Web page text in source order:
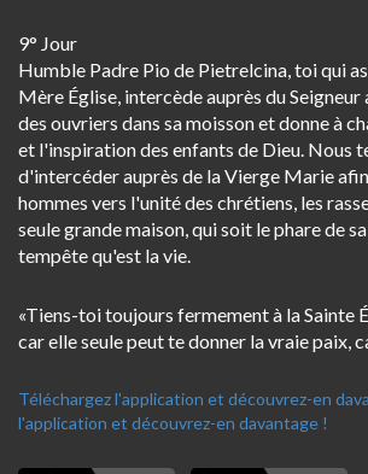
9° Jour
Humble Padre Pio de Pietrelcina, toi qui
Mère Église, intercède auprès du
des ouvriers dans sa moisson et donne à
et l'inspiration des enfants de Dieu. Nous
d'intercéder auprès de la Vierge Marie
hommes vers l'unité des chrétiens, les
seule grande maison, qui soit le phare de
tempête qu'est la vie.
«Tiens-toi toujours fermement à la Sainte
car elle seule peut te donner la vraie paix,
Téléchargez l'application et découvrez-en
l'application et découvrez-en davantage !